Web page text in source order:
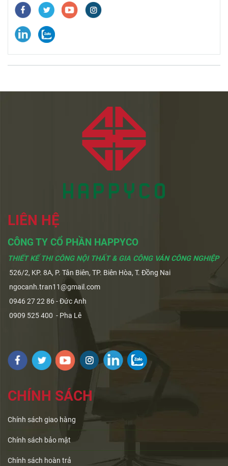
LIÊN HỆ
CÔNG TY CỔ PHẦN HAPPYCO
THIẾT KẾ THI CÔNG NỘI THẤT & GIA CÔNG VÁN CÔNG NGHIỆP
526/2, KP. 8A, P. Tân Biên, TP. Biên Hòa, T. Đồng Nai
ngocanh.tran11@gmail.com
0946 27 22 86 - Đức Anh
0909 525 400 - Pha Lê
CHÍNH SÁCH
Chính sách giao hàng
Chính sách bảo mật
Chính sách hoàn trả